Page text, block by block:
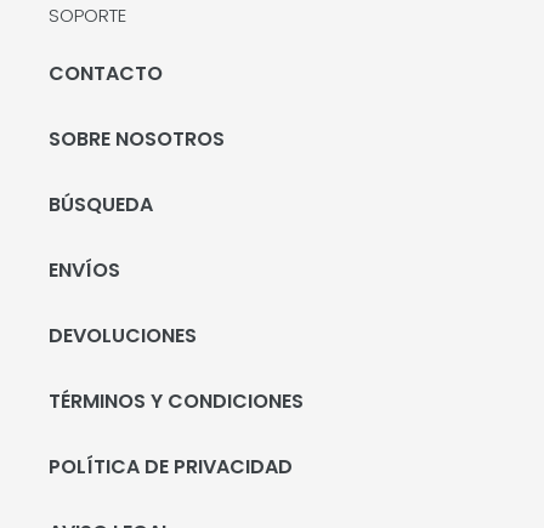
SOPORTE
CONTACTO
SOBRE NOSOTROS
BÚSQUEDA
ENVÍOS
DEVOLUCIONES
TÉRMINOS Y CONDICIONES
POLÍTICA DE PRIVACIDAD